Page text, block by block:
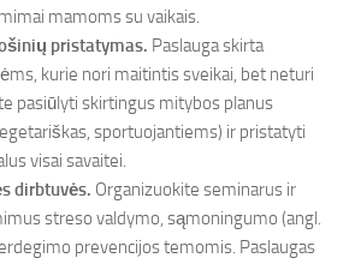
mamoms su vaikais.
pristatymas. Paslauga skirta
kurie nori maitintis sveikai, bet neturi
pasiūlyti skirtingus mitybos planus
sportuojantiems) ir pristatyti
visai savaitei.
dirbtuvės. Organizuokite seminarus ir
streso valdymo, sąmoningumo (angl.
prevencijos temomis. Paslaugas